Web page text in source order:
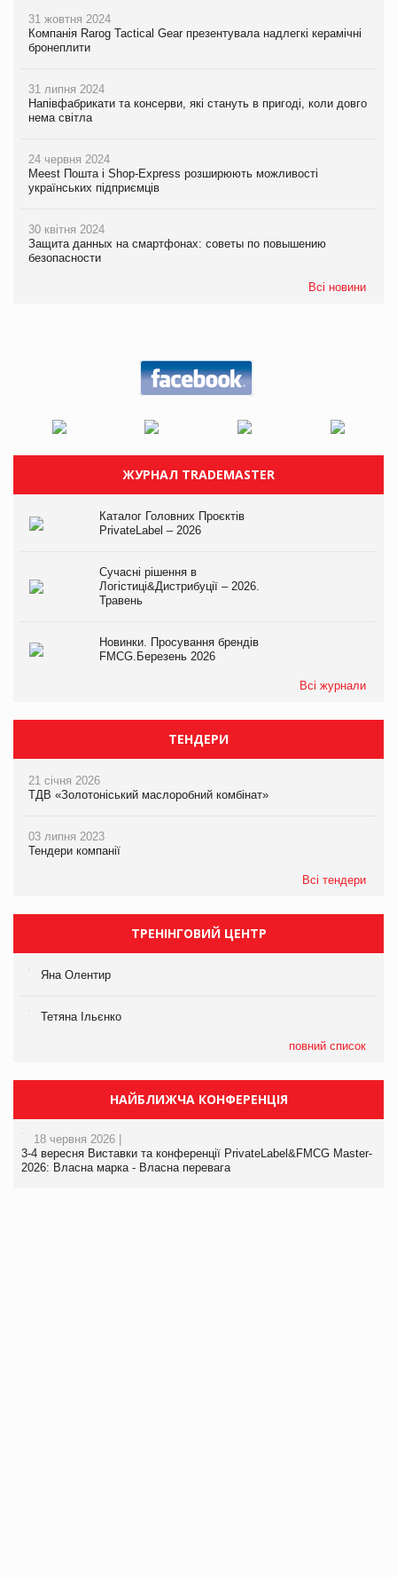
31 жовтня 2024
Компанія Rarog Tactical Gear презентувала надлегкі керамічні
бронеплити
31 липня 2024
Напівфабрикати та консерви, які стануть в пригоді, коли довго
нема світла
24 червня 2024
Meest Пошта і Shop-Express розширюють можливості
українських підприємців
30 квітня 2024
Защита данных на смартфонах: советы по повышению
безопасности
Всі новини
ЖУРНАЛ TRADEMASTER
Каталог Головних Проєктів
PrivateLabel – 2026
Сучасні рішення в
Логістиці&Дистрибуції – 2026.
Травень
Новинки. Просування брендів
FMCG.Березень 2026
Всі журнали
ТЕНДЕРИ
21 січня 2026
ТДВ «Золотоніський маслоробний комбінат»
03 липня 2023
Тендери компанії
Всі тендери
ТРЕНІНГОВИЙ ЦЕНТР
Яна Олентир
Тетяна Ільєнко
повний список
НАЙБЛИЖЧА КОНФЕРЕНЦІЯ
18 червня 2026 |
3-4 вересня Виставки та конференції PrivateLabel&FMCG Master-
2026: Власна марка - Власна перевага